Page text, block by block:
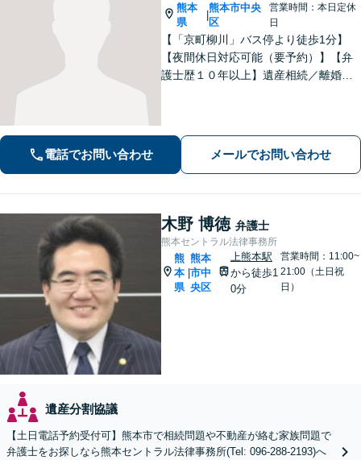
熊本
県
|
熊本市中央
区
営業時間：本日定休
日
【「京町柳川」バス停より徒歩1分】
【夜間休日対応可能（要予約）】【弁
護士歴１０年以上】遺産相続／離婚・
す。お気軽にご相談ください。
電話でお問い合わせ メールでお問い合わせ
木野 博徳 弁護士
熊本セントラル法律事務所
熊
本
県
熊本
市中
央区
上熊本駅
から徒歩1
0分
営業時間：11:00~
21:00（土日祝
日）
遺産分割協議
【土日電話予約受付可】熊本市で相続問題や不動産が絡む家族問題で
弁護士をお探しなら熊本セントラル法律事務所(Tel: 096-288-2193)へ